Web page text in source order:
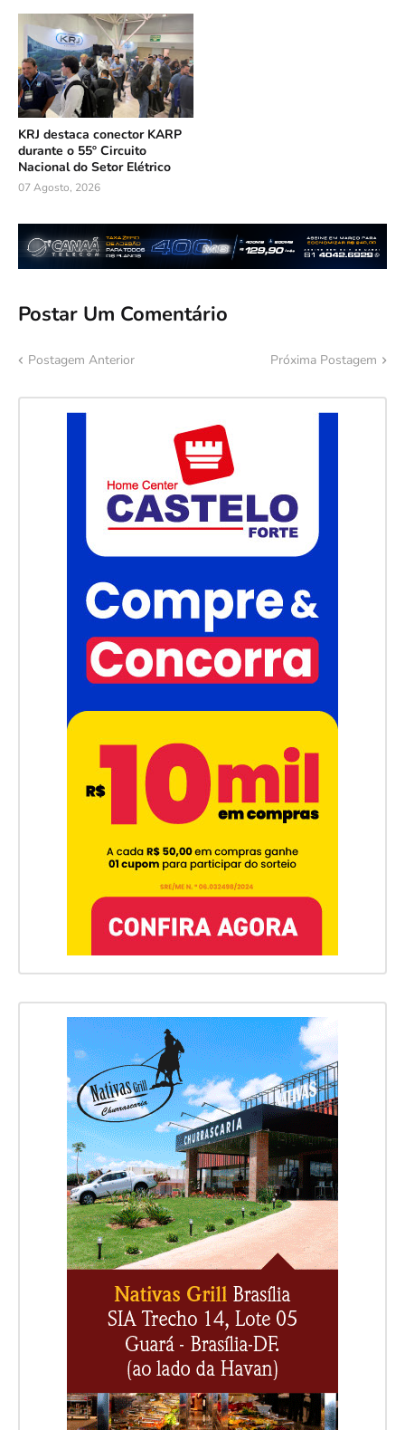
KRJ destaca conector KARP
durante o 55º Circuito
Nacional do Setor Elétrico
07 Agosto, 2026
Postar Um Comentário
Postagem Anterior Próxima Postagem